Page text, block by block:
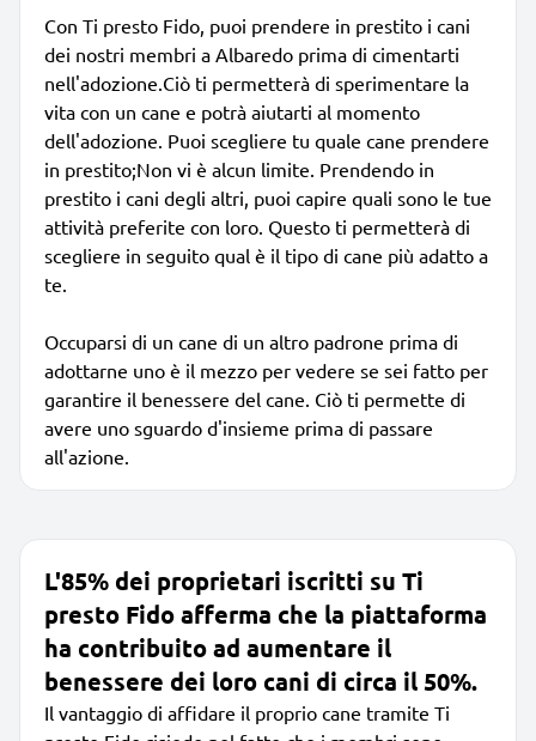
Con Ti presto Fido, puoi prendere in prestito i cani
dei nostri membri a Albaredo prima di cimentarti
nell'adozione.Ciò ti permetterà di sperimentare la
vita con un cane e potrà aiutarti al momento
dell'adozione. Puoi scegliere tu quale cane prendere
in prestito;Non vi è alcun limite. Prendendo in
prestito i cani degli altri, puoi capire quali sono le tue
attività preferite con loro. Questo ti permetterà di
scegliere in seguito qual è il tipo di cane più adatto a
te.
Occuparsi di un cane di un altro padrone prima di
adottarne uno è il mezzo per vedere se sei fatto per
garantire il benessere del cane. Ciò ti permette di
avere uno sguardo d'insieme prima di passare
all'azione.
L'85% dei proprietari iscritti su Ti
presto Fido afferma che la piattaforma
ha contribuito ad aumentare il
benessere dei loro cani di circa il 50%.
Il vantaggio di affidare il proprio cane tramite Ti